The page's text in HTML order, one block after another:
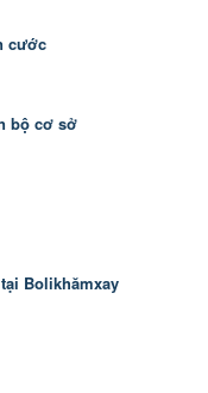
cước
bộ cơ sở
Bolikhămxay